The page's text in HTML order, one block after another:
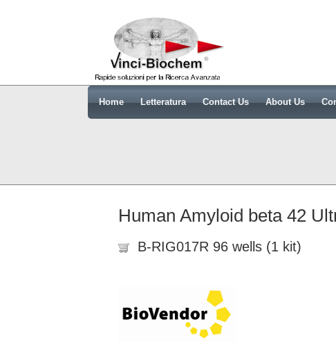
Home Letteratura Contact Us About Us
Human Amyloid beta 42
B-RIG017R 96 wells (1 kit)